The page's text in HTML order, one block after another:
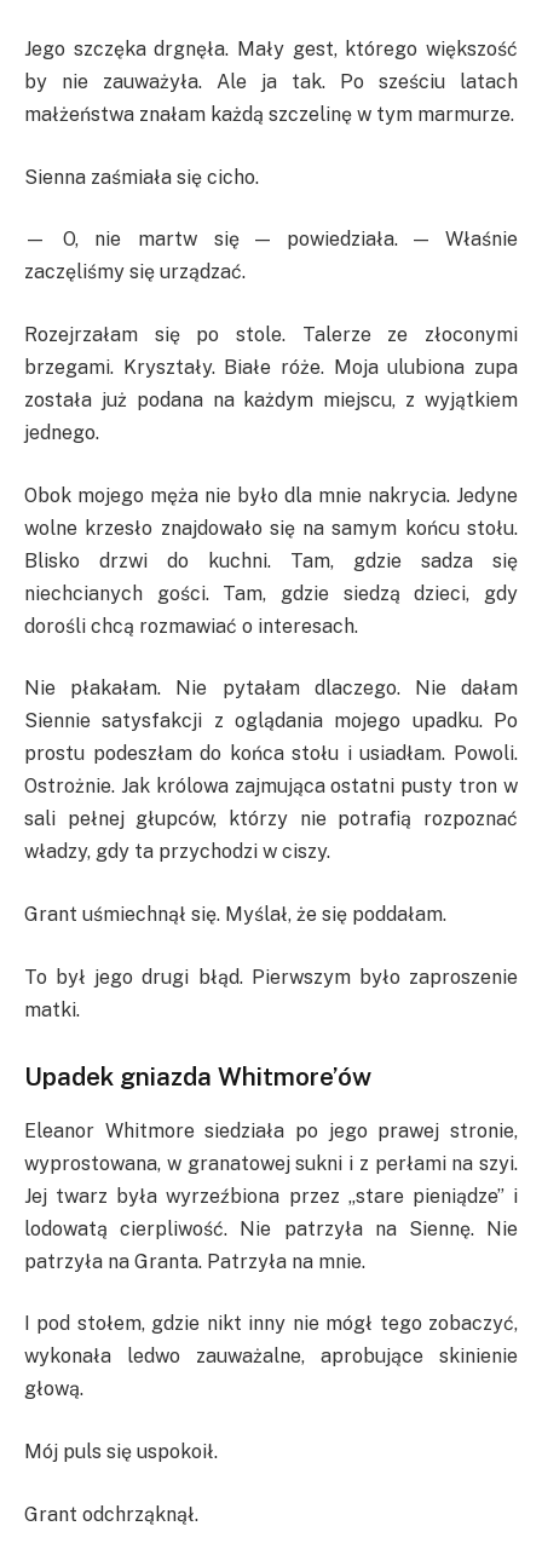
Jego szczęka drgnęła. Mały gest, którego większość
by nie zauważyła. Ale ja tak. Po sześciu latach
małżeństwa znałam każdą szczelinę w tym marmurze.
Sienna zaśmiała się cicho.
— O, nie martw się — powiedziała. — Właśnie
zaczęliśmy się urządzać.
Rozejrzałam się po stole. Talerze ze złoconymi
brzegami. Kryształy. Białe róże. Moja ulubiona zupa
została już podana na każdym miejscu, z wyjątkiem
jednego.
Obok mojego męża nie było dla mnie nakrycia. Jedyne
wolne krzesło znajdowało się na samym końcu stołu.
Blisko drzwi do kuchni. Tam, gdzie sadza się
niechcianych gości. Tam, gdzie siedzą dzieci, gdy
dorośli chcą rozmawiać o interesach.
Nie płakałam. Nie pytałam dlaczego. Nie dałam
Siennie satysfakcji z oglądania mojego upadku. Po
prostu podeszłam do końca stołu i usiadłam. Powoli.
Ostrożnie. Jak królowa zajmująca ostatni pusty tron w
sali pełnej głupców, którzy nie potrafią rozpoznać
władzy, gdy ta przychodzi w ciszy.
Grant uśmiechnął się. Myślał, że się poddałam.
To był jego drugi błąd. Pierwszym było zaproszenie
matki.
Upadek gniazda Whitmore’ów
Eleanor Whitmore siedziała po jego prawej stronie,
wyprostowana, w granatowej sukni i z perłami na szyi.
Jej twarz była wyrzeźbiona przez „stare pieniądze” i
lodowatą cierpliwość. Nie patrzyła na Siennę. Nie
patrzyła na Granta. Patrzyła na mnie.
I pod stołem, gdzie nikt inny nie mógł tego zobaczyć,
wykonała ledwo zauważalne, aprobujące skinienie
głową.
Mój puls się uspokoił.
Grant odchrząknął.